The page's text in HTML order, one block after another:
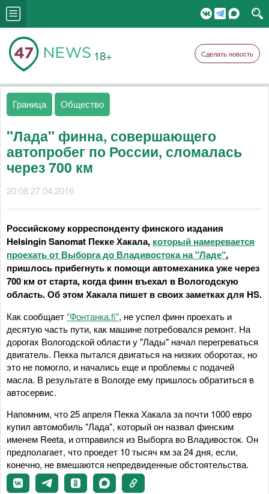
18+ Сделать новость
Граница Общество
"Лада" финна, совершающего
автопробег по России, сломалась
через 700 км
20:08 27.04.2016
Российскому корреспонденту финского издания
Helsingin Sanomat Пекке Хакала, который намеревается
проехать от Выборга до Владивостока на "Ладе",
пришлось прибегнуть к помощи автомеханика уже через
700 км от старта, когда финн въехал в Вологодскую
область. Об этом Хакала пишет в своих заметках для HS.
Как сообщает"Фонтанка.fi", не успел финн проехать и
десятую часть пути, как машине потребовался ремонт. На
дорогах Вологодской области у "Лады" начал перегреваться
двигатель. Пекка пытался двигаться на низких оборотах, но
это не помогло, и начались еще и проблемы с подачей
масла. В результате в Вологде ему пришлось обратиться в
автосервис.
Напомним, что 25 апреля Пекка Хакала за почти 1000 евро
купил автомобиль "Лада", который он назвал финским
именем Reeta, и отправился из Выборга во Владивосток. Он
предполагает, что проедет 10 тысяч км за 24 дня, если,
конечно, не вмешаются непредвиденные обстоятельства.